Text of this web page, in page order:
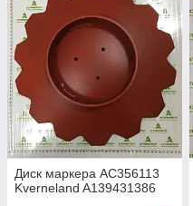
Диск маркера AC356113
Kverneland A139431386